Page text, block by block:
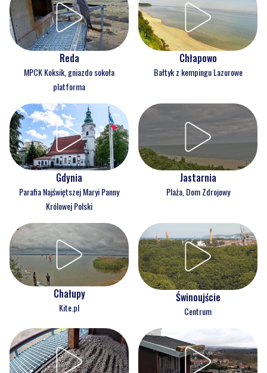
Reda
MPCK Koksik, gniazdo sokoła
platforma
Chłapowo
Bałtyk z kempingu Lazurowe
Gdynia
Parafia Najświętszej Maryi Panny
Królowej Polski
Jastarnia
Plaża, Dom Zdrojowy
Chałupy
Kite.pl
Świnoujście
Centrum